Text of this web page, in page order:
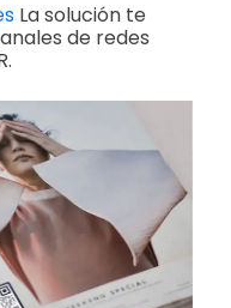
La solución te
de redes